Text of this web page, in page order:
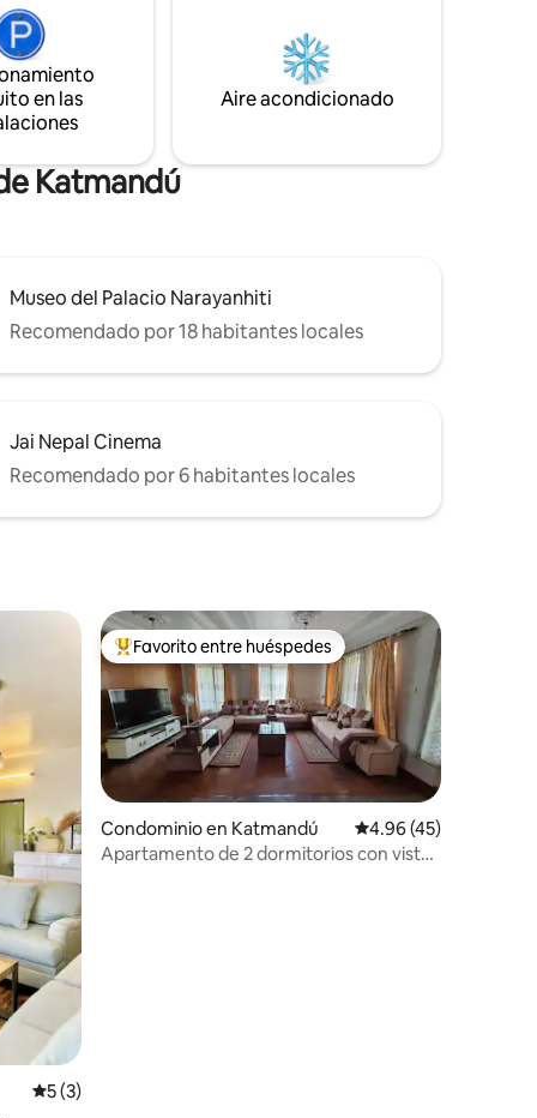
cama
con
todos
ha tenido mucha creatividad cocinada a
lo largo de nuestro tiempo viviendo aquí.
Esperamos que disfrutes de nuestro
en las
Aire acondicionado
Katmandú
Museo del Palacio Narayanhiti
Recomendado por 18 habitantes locales
Jai Nepal Cinema
Recomendado por 6 habitantes locales
Calificación promedio: 5 de 5; 3 evaluaciones
5 (3)
De los mejores en Favorito entre huéspedes
Favorito entre huéspedes
Condominio en Katmandú Calificación
4.96 (45)
Apartamento de 2 dormitorios con vistas